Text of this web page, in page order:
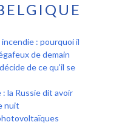
: pourquoi il
de demain
de ce qu'il se
la Russie dit avoir
nuit